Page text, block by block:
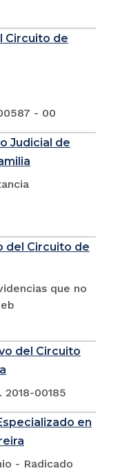
Circuito de
- 00
Judicial de
del Circuito de
que no
del Circuito
00185
en
- Radicado